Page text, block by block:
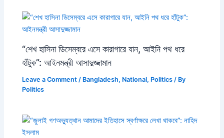
“শেখ হাসিনা ডিসেম্বরে এসে কারাগারে যান, আইনি পথ ধরে
হাঁটুক”: আইনমন্ত্রী আসাদুজ্জামান
Leave a Comment / Bangladesh, National, Politics / By
Politics